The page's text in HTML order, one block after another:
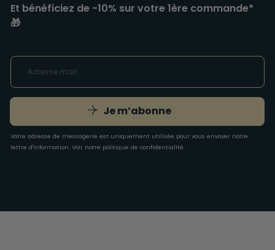
Et bénéficiez de -10% sur votre 1ère commande*
🎁
Je m’abonne
Votre adresse de messagerie est uniquement utilisée pour vous envoyer notre
lettre d'information. Voir notre politique de confidentialité.